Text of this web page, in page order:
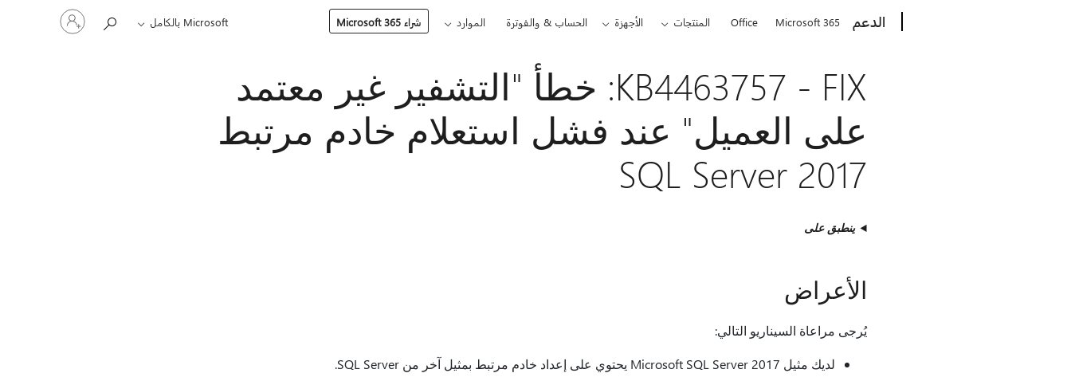
الدعم Microsoft 365
Office المنتجات الأجهزة الحساب & والفوترة الموارد شراء Microsoft 365 Microsoft بالكامل
تسجيل
الدخول
إلى
KB4463757 - FIX: خطأ "التشفير غير معتمد
على العميل" عند فشل استعلام خادم مرتبط
SQL Server 2017
ينطبق على
الأعراض
يُرجى مراعاة السيناريو التالي:
لديك مثيل Microsoft SQL Server 2017 يحتوي على إعداد خادم مرتبط بمثيل آخر من SQL Server.